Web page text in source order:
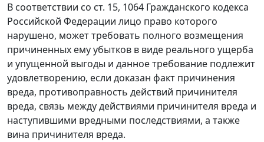
В соответствии со ст. 15, 1064 Гражданского кодекса
Российской Федерации лицо право которого
нарушено, может требовать полного возмещения
причиненных ему убытков в виде реального ущерба
и упущенной выгоды и данное требование подлежит
удовлетворению, если доказан факт причинения
вреда, противоправность действий причинителя
вреда, связь между действиями причинителя вреда и
наступившими вредными последствиями, а также
вина причинителя вреда.